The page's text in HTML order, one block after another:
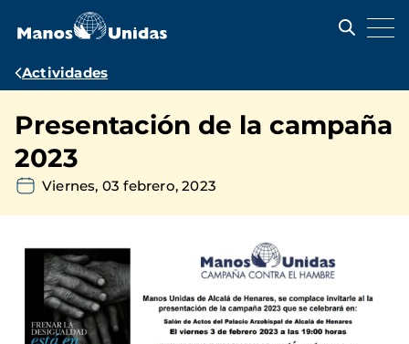
contenido
Ruta
navegación
Actividades
Presentación de la campaña
2023
Viernes, 03 febrero, 2023